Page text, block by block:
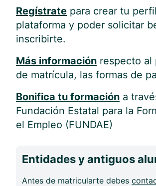
Regístrate para crear tu
plataforma y poder solicitar
inscribirte.
Más información respecto al
de matrícula, las formas de
Bonifica tu formación a
Fundación Estatal para la
el Empleo (FUNDAE)
Entidades y antiguos
Antes de matricularte debes